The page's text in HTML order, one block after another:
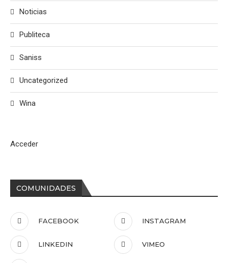
COMUNIDADES
FACEBOOK INSTAGRAM
LINKEDIN VIMEO
Noticias
Publiteca
Saniss
Uncategorized
Wina
Acceder